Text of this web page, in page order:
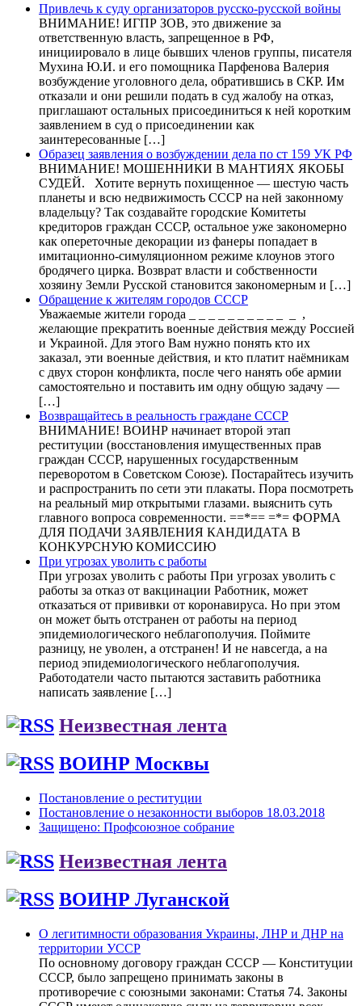
Привлечь к суду организаторов русско-русской войны
ВНИМАНИЕ! ИГПР ЗОВ, это движение за
ответственную власть, запрещенное в РФ,
инициировало в лице бывших членов группы, писателя
Мухина Ю.И. и его помощника Парфенова Валерия
возбуждение уголовного дела, обратившись в СКР. Им
отказали и они решили подать в суд жалобу на отказ,
приглашают остальных присоединиться к ней коротким
заявлением в суд о присоединении как
заинтересованные […]
Образец заявления о возбуждении дела по ст 159 УК РФ
ВНИМАНИЕ! МОШЕННИКИ В МАНТИЯХ ЯКОБЫ
СУДЕЙ. Хотите вернуть похищенное — шестую часть
планеты и всю недвижимость СССР на ней законному
владельцу? Так создавайте городские Комитеты
кредиторов граждан СССР, остальное уже закономерно
как опереточные декорации из фанеры попадает в
имитационно-симуляционном режиме клоунов этого
бродячего цирка. Возврат власти и собственности
хозяину Земли Русской становится закономерным и […]
Обращение к жителям городов СССР
Уважаемые жители города _ _ _ _ _ _ _ _ _ _ _ ,
желающие прекратить военные действия между Россией
и Украиной. Для этого Вам нужно понять кто их
заказал, эти военные действия, и кто платит наёмникам
с двух сторон конфликта, после чего нанять обе армии
самостоятельно и поставить им одну общую задачу —
[…]
Возвращайтесь в реальность граждане СССР
ВНИМАНИЕ! ВОИНР начинает второй этап
реституции (восстановления имущественных прав
граждан СССР, нарушенных государственным
переворотом в Советском Союзе). Постарайтесь изучить
и распространить по сети эти плакаты. Пора посмотреть
на реальный мир открытыми глазами. выяснить суть
главного вопроса современности. ==*== =*= ФОРМА
ДЛЯ ПОДАЧИ ЗАЯВЛЕНИЯ КАНДИДАТА В
КОНКУРСНУЮ КОМИССИЮ
При угрозах уволить с работы
При угрозах уволить с работы При угрозах уволить с
работы за отказ от вакцинации Работник, может
отказаться от прививки от коронавируса. Но при этом
он может быть отстранен от работы на период
эпидемиологического неблагополучия. Поймите
разницу, не уволен, а отстранен! И не навсегда, а на
период эпидемиологического неблагополучия.
Работодатели часто пытаются заставить работника
написать заявление […]
Неизвестная лента
ВОИНР Москвы
Постановление о реституции
Постановление о незаконности выборов 18.03.2018
Защищено: Профсоюзное собрание
Неизвестная лента
ВОИНР Луганской
О легитимности образования Украины, ЛНР и ДНР на
территории УССР
По основному договору граждан СССР — Конституции
СССР, было запрещено принимать законы в
противоречие с союзными законами: Статья 74. Законы